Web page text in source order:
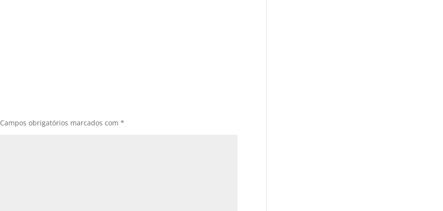
Campos obrigatórios marcados com*